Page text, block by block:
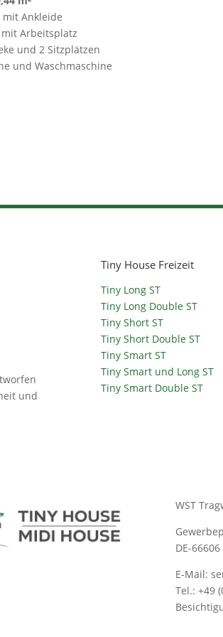
mit Ankleide
Arbeitsplatz
und 2 Sitzplätzen
und Waschmaschine
und
Tiny House Freizeit
Tiny Long ST
Tiny Long Double ST
Tiny Short ST
Tiny Short Double ST
Tiny Smart ST
Tiny Smart und Long ST
Tiny Smart Double ST
WST
DE-
E-Mail:
Tel.: +49